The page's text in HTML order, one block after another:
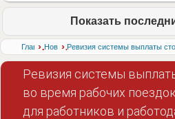
Показать
Главная
›
Новости
›
Ревизия системы
во время рабочих
для работников и